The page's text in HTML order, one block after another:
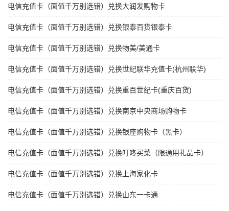
电信充值卡（面值千万别选错）兑换大润发购物卡
电信充值卡（面值千万别选错）兑换银泰百货银泰卡
电信充值卡（面值千万别选错）兑换物美/美通卡
电信充值卡（面值千万别选错）兑换世纪联华充值卡(杭州联华)
电信充值卡（面值千万别选错）兑换重百世纪卡(重庆百货)
电信充值卡（面值千万别选错）兑换南京中央商场购物卡
电信充值卡（面值千万别选错）兑换银座购物卡（黑卡）
电信充值卡（面值千万别选错）兑换叮咚买菜（限通用礼品卡）
电信充值卡（面值千万别选错）兑换上海家化卡
电信充值卡（面值千万别选错）兑换山东一卡通